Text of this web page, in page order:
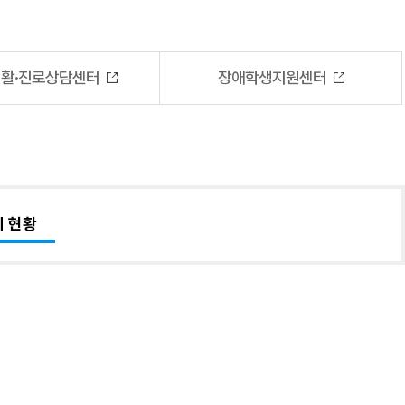
·진로상담센터 장애학생지원센터
현황